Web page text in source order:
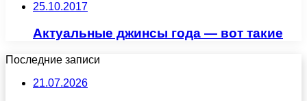
25.10.2017
Актуальные джинсы года — вот такие
Последние записи
21.07.2026